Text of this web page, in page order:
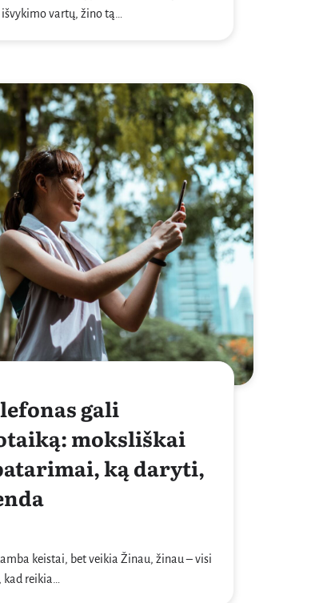
vartų, žino tą…
gali
moksliškai
ką daryti,
keistai, bet veikia Žinau, žinau – visi
reikia…